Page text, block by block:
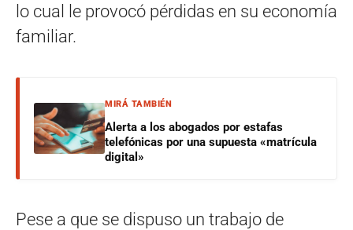
lo cual le provocó pérdidas en su economía
familiar.
MIRÁ TAMBIÉN
Alerta a los abogados por estafas
telefónicas por una supuesta «matrícula
digital»
Pese a que se dispuso un trabajo de